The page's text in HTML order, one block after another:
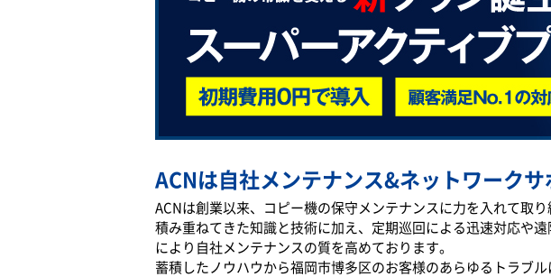
ACNは自社メンテナンス&ネットワーク
ACNは創業以来、コピー機の保守メンテナンスに力を入れて取り
積み重ねてきた知識と技術に加え、定期巡回による迅速対応や
により自社メンテナンスの質を高めております。
蓄積したノウハウから福岡市博多区のお客様のあらゆるトラブ